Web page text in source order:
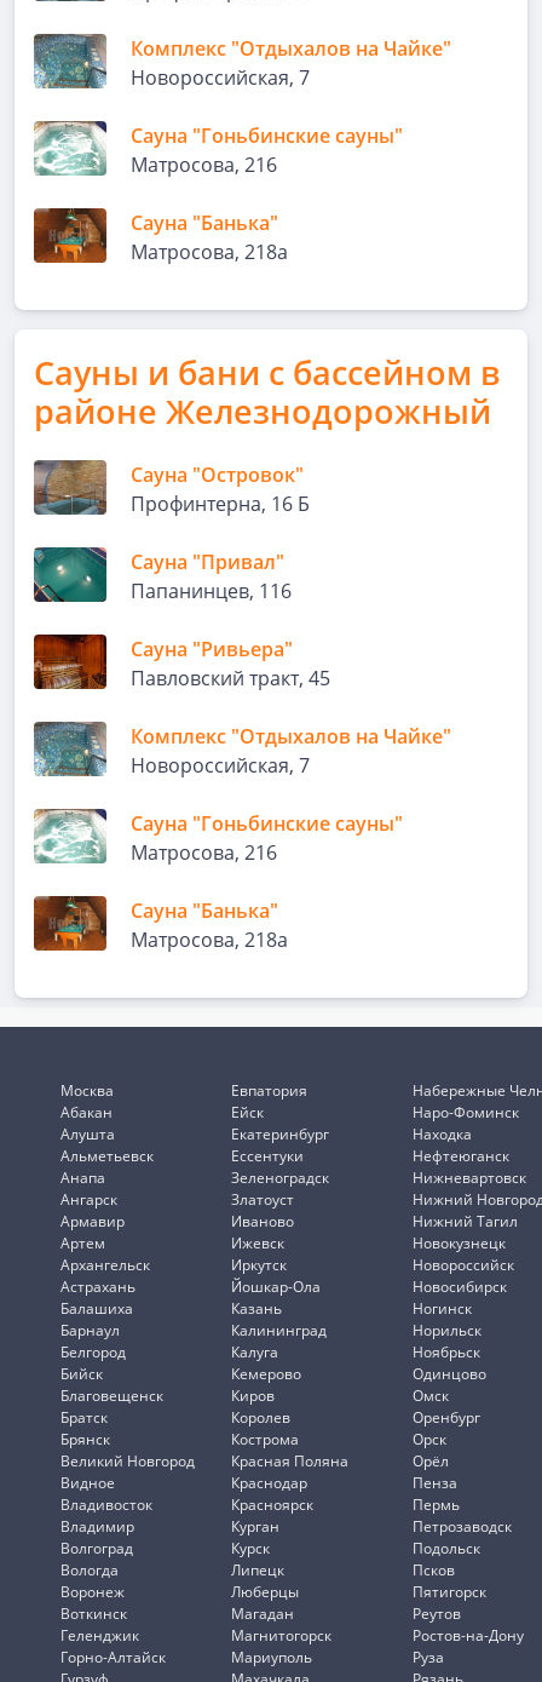
Комплекс "Отдыхалов на Чайке"
Новороссийская, 7
Сауна "Гоньбинские сауны"
Матросова, 216
Сауна "Банька"
Матросова, 218а
Сауны и бани с бассейном в
районе Железнодорожный
Сауна "Островок"
Профинтерна, 16 Б
Сауна "Привал"
Папанинцев, 116
Сауна "Ривьера"
Павловский тракт, 45
Комплекс "Отдыхалов на Чайке"
Новороссийская, 7
Сауна "Гоньбинские сауны"
Матросова, 216
Сауна "Банька"
Матросова, 218а
Москва
Абакан
Алушта
Альметьевск
Анапа
Ангарск
Армавир
Артем
Архангельск
Астрахань
Балашиха
Барнаул
Белгород
Бийск
Благовещенск
Братск
Брянск
Великий Новгород
Видное
Владивосток
Владимир
Волгоград
Вологда
Воронеж
Воткинск
Геленджик
Горно-Алтайск
Евпатория
Ейск
Екатеринбург
Ессентуки
Зеленоградск
Златоуст
Иваново
Ижевск
Иркутск
Йошкар-Ола
Казань
Калининград
Калуга
Кемерово
Киров
Королев
Кострома
Красная Поляна
Краснодар
Красноярск
Курган
Курск
Липецк
Люберцы
Магадан
Магнитогорск
Мариуполь
Набережные
Наро-Фоминск
Находка
Нефтеюганск
Нижневартовск
Нижний
Нижний Тагил
Новокузнецк
Новороссийск
Новосибирск
Ногинск
Норильск
Ноябрьск
Одинцово
Омск
Оренбург
Орск
Орёл
Пенза
Пермь
Петрозаводск
Подольск
Псков
Пятигорск
Реутов
Ростов-на-Дону
Руза